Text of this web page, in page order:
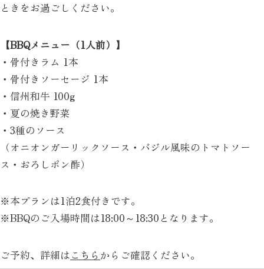
ときをお過ごしください。
【BBQメニュー（1人前）】
・骨付きラム 1本
・骨付きソーセージ 1本
・信州和牛 100g
・夏の焼き野菜
・3種のソース
（オニオンガーリックソース・バジル風味のトマトソー
ス・おろしポン酢）
※本プランは1泊2食付きです。
※BBQのご入場時間は18:00～18:30となります。
ご予約、詳細はこちら からご確認ください。